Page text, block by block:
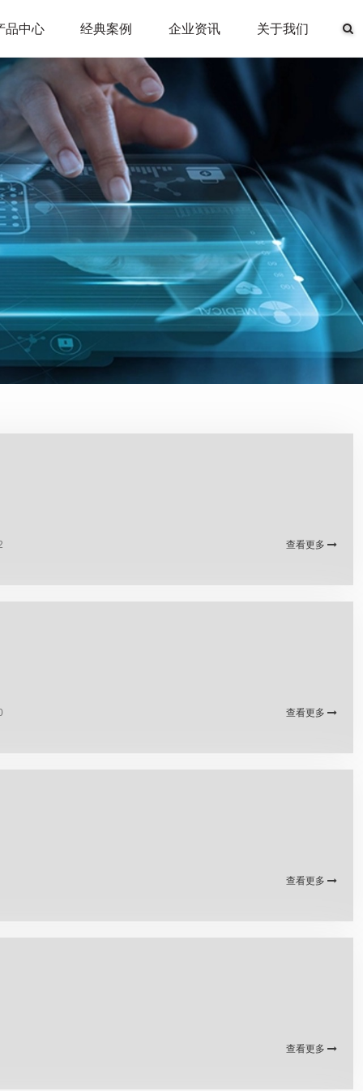
品中心 经典案例 企业资讯 关于我们
查看更多
查看更多
查看更多
查看更多